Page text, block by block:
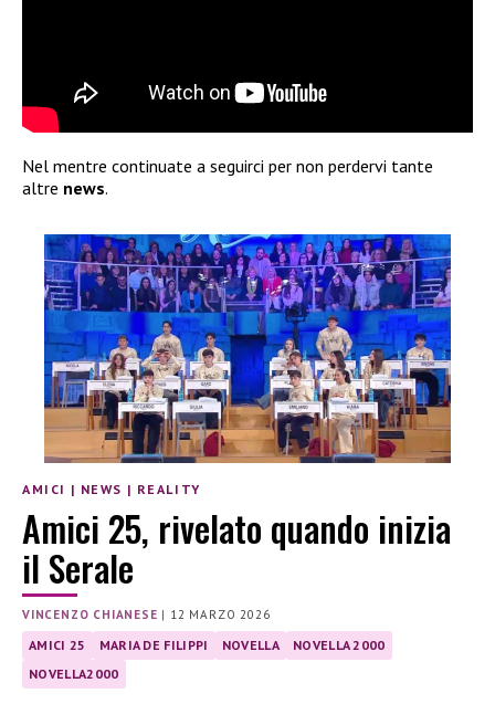
Nel mentre continuate a seguirci per non perdervi tante
altre news.
AMICI | NEWS | REALITY
Amici 25, rivelato quando inizia
il Serale
VINCENZO CHIANESE | 12 MARZO 2026
AMICI 25 MARIA DE FILIPPI NOVELLA
NOVELLA 2000
NOVELLA2000